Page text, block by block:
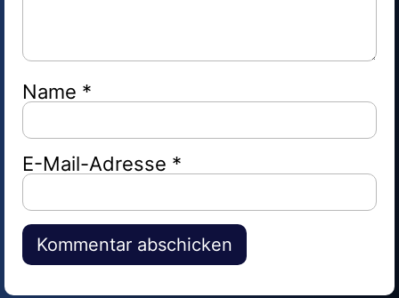
Name *
E-Mail-Adresse *
Alternative: